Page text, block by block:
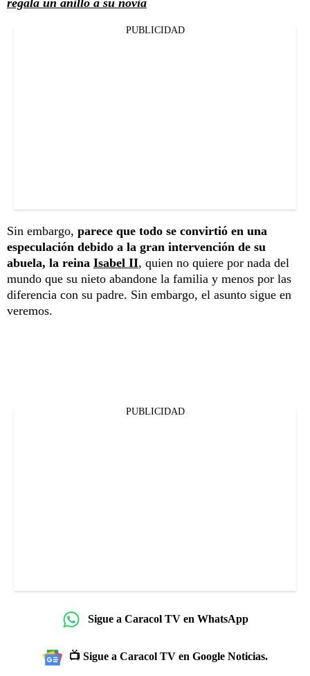
PUBLICIDAD
Sin embargo, parece que todo se convirtió en una
especulación debido a la gran intervención de su
abuela, la reina Isabel II, quien no quiere por nada del
mundo que su nieto abandone la familia y menos por las
diferencia con su padre. Sin embargo, el asunto sigue en
veremos.
PUBLICIDAD
Sigue a Caracol TV en WhatsApp
📺 Sigue a Caracol TV en Google Noticias.